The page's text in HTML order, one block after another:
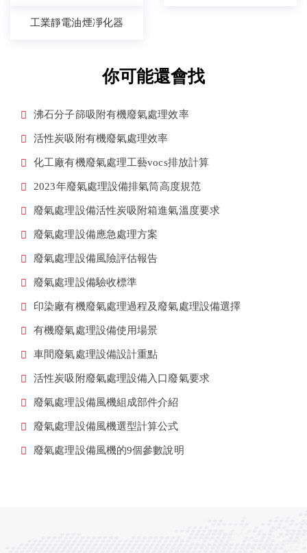
工業靜電油煙凈化器
你可能還會找
沸石分子篩吸附有機廢氣處理效率
活性炭吸附有機廢氣處理效率
化工廠有機廢氣處理工藝vocs排放計算
2023年廢氣處理設備排氣筒高度規范
廢氣處理設備活性炭吸附箱進氣溫度要求
廢氣處理設備應急處理方案
廢氣處理設備風險評估報告
廢氣處理設備驗收標準
印染廠有機廢氣處理過程及廢氣處理設備選擇
有機廢氣處理設備使用場景
車間廢氣處理設備設計重點
活性炭吸附廢氣處理設備入口廢氣要求
廢氣處理設備風機組成部件介紹
廢氣處理設備風機選型計算公式
廢氣處理設備風機的9個參數說明